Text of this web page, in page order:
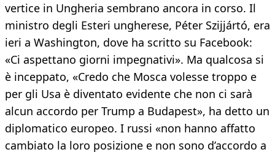
vertice in Ungheria sembrano ancora in corso. Il
ministro degli Esteri ungherese, Péter Szijjártó, era
ieri a Washington, dove ha scritto su Facebook:
«Ci aspettano giorni impegnativi». Ma qualcosa si
è inceppato, «Credo che Mosca volesse troppo e
per gli Usa è diventato evidente che non ci sarà
alcun accordo per Trump a Budapest», ha detto un
diplomatico europeo. I russi «non hanno affatto
cambiato la loro posizione e non sono d’accordo a